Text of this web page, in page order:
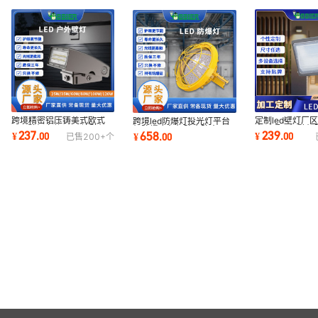
跨境精密铝压铸美式欧式
LED壁灯套件60W墙壁灯
悬挂户外三防潮壁灯
¥237.00 已售200+个
跨境led防爆灯投光灯平台
灯防爆应急灯防尘防水工厂
车间LED照明灯
¥658.00
定制led壁灯厂
方形照明灯壁
头LED户外壁灯
¥239.00